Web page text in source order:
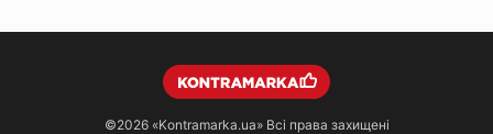
©2026 «Kontramarka.ua»Всі права захищені